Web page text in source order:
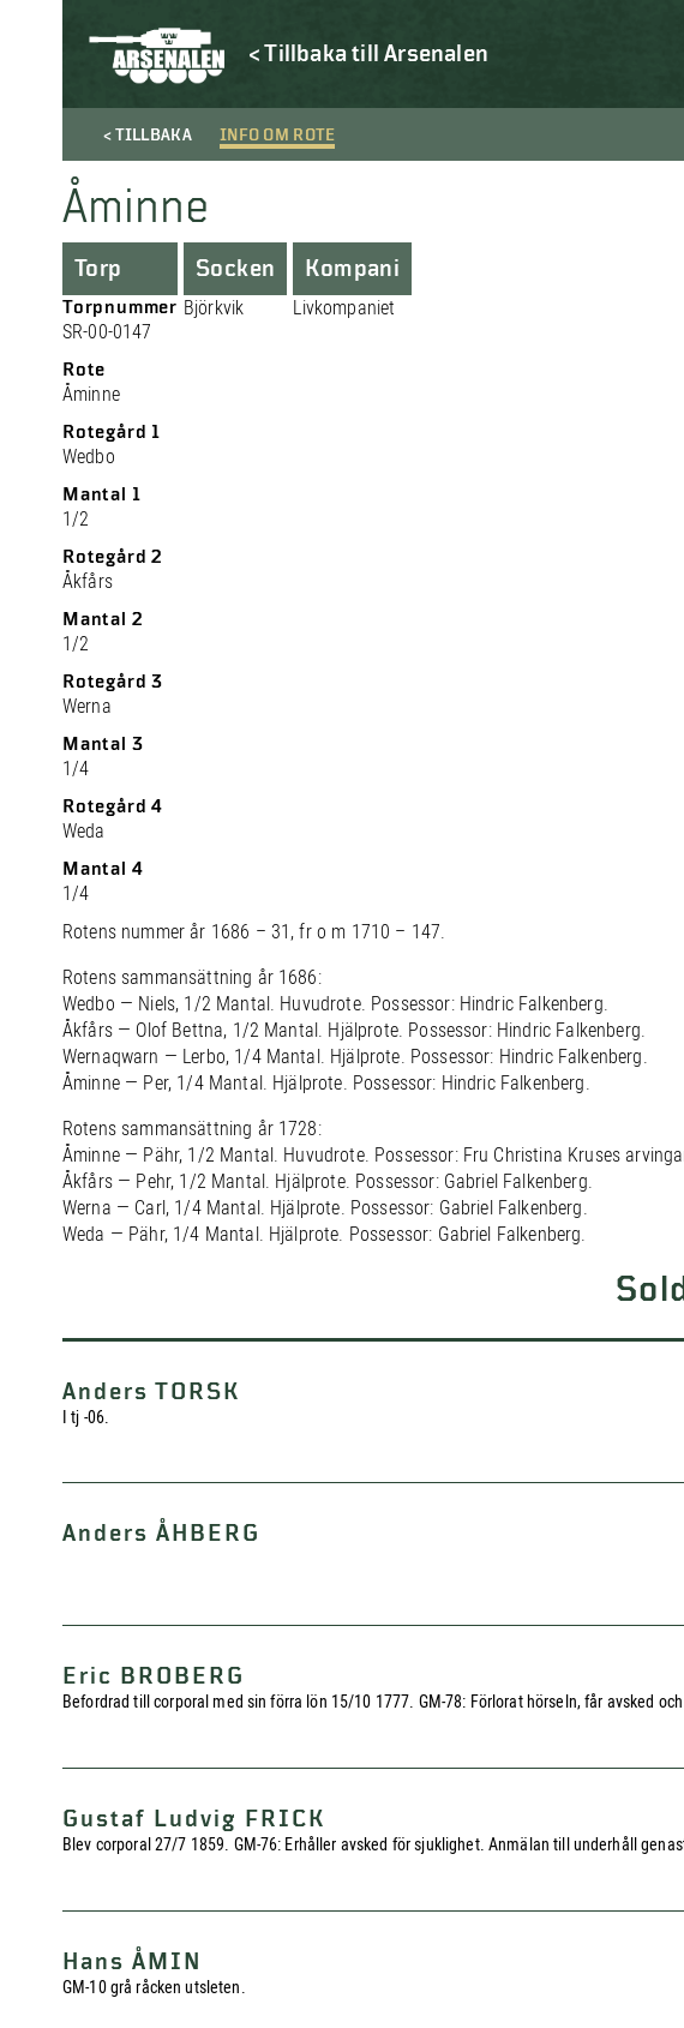
< Tillbaka till Arsenalen
< TILLBAKA INFO OM ROTE
Åminne
Torp
Torpnummer
SR-00-0147
Rote
Åminne
Rotegård 1
Wedbo
Mantal 1
1/2
Rotegård 2
Åkfårs
Mantal 2
1/2
Rotegård 3
Werna
Mantal 3
1/4
Rotegård 4
Weda
Mantal 4
1/4
Socken
Björkvik
Kompani
Livkompaniet
Rotens nummer år 1686 – 31, fr o m 1710 – 147.
Rotens sammansättning år 1686:
Wedbo — Niels, 1/2 Mantal. Huvudrote. Possessor: Hindric Falkenberg.
Åkfårs — Olof Bettna, 1/2 Mantal. Hjälprote. Possessor: Hindric Falkenberg.
Wernaqwarn — Lerbo, 1/4 Mantal. Hjälprote. Possessor: Hindric Falkenberg.
Åminne — Per, 1/4 Mantal. Hjälprote. Possessor: Hindric Falkenberg.
Rotens sammansättning år 1728:
Åminne — Pähr, 1/2 Mantal. Huvudrote. Possessor: Fru Christina Kruses
Åkfårs — Pehr, 1/2 Mantal. Hjälprote. Possessor: Gabriel Falkenberg.
Werna — Carl, 1/4 Mantal. Hjälprote. Possessor: Gabriel Falkenberg.
Weda — Pähr, 1/4 Mantal. Hjälprote. Possessor: Gabriel Falkenberg.
Anders TORSK
I tj -06.
Anders ÅHBERG
Eric BROBERG
Befordrad till corporal med sin förra lön 15/10 1777. GM-78: Förlorat hörseln, får avsked
Gustaf Ludvig FRICK
Blev corporal 27/7 1859. GM-76: Erhåller avsked för sjuklighet. Anmälan till underhåll
Hans ÅMIN
GM-10 grå råcken utsleten.